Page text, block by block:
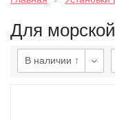
Для
В наличии ↑